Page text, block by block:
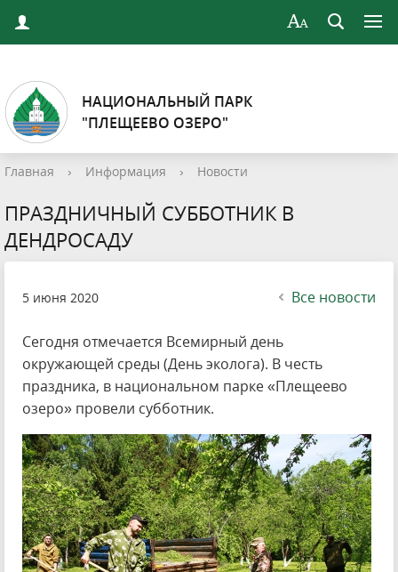
НАЦИОНАЛЬНЫЙ ПАРК
"ПЛЕЩЕЕВО ОЗЕРО"
Главная › Информация › Новости
ПРАЗДНИЧНЫЙ СУББОТНИК В
ДЕНДРОСАДУ
5 июня 2020 Все новости
Сегодня отмечается Всемирный день
окружающей среды (День эколога). В честь
праздника, в национальном парке «Плещеево
озеро» провели субботник.